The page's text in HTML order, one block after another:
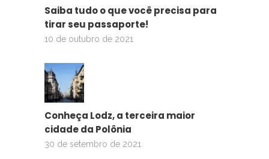
Saiba tudo o que você precisa para
tirar seu passaporte!
10 de outubro de 2021
Conheça Lodz, a terceira maior
cidade da Polônia
30 de setembro de 2021